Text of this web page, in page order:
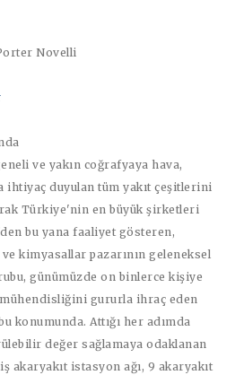
Novelli
ve yakın coğrafyaya hava,
ihtiyaç duyulan tüm yakıt çeşitlerini
Türkiye'nin en büyük şirketleri
bu yana faaliyet gösteren,
kimyasallar pazarının geleneksel
günümüzde on binlerce kişiye
gururla ihraç eden
konumunda. Attığı her adımda
değer sağlamaya odaklanan
akaryakıt istasyon ağı, 9 akaryakıt